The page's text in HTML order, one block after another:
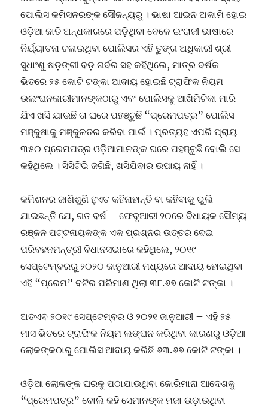
ପୋଲିସ କମିସନରଙ୍କ ସୌଜନ୍ୟରୁ । ଭାଷା ଆଇନ ଅକାମି ହୋଇ
ଓଡ଼ିଆ ଜାତି ଅନ୍ଧକାରରେ ପଡ଼ିଥିବା ବେଳେ ଇଂରାଜୀ ଭାଷାରେ
ନିର୍ଯ୍ୟାତନା ଚଳାଇଥିବା ପୋଲିସର ଏହି ତୁଙ୍ଗ ଅଧିକାରୀ ଶ୍ରୀ
ସୁଧାଂଶୁ ଷଡ଼ଙ୍ଗୀ ବଡ଼ ଗର୍ବର ସହ କହିଥିଲେ, ମାତ୍ର ବର୍ଷକ
ଭିତରେ ୨୫ କୋଟି ଟଙ୍କା ଆଦାୟ ହୋଇଛି ଟ୍ରାଫିକ ନିୟମ
ଉଲଂଘନକାରୀମାନଙ୍କଠାରୁ ଏବଂ ପୋଲିସକୁ ଆଖିମିଟିକା ମାରି
ଯିଏ ଖସି ଯାଉଛି ତା ଘରେ ପହଞ୍ଚୁଛି “ପ୍ରେମପତ୍ର” ପୋଲିସ
ମଞ୍ଜୁଷାକୁ ମଞ୍ଜୁଳତର କରିବା ପାଇଁ । ପ୍ରତ୍ୟହ ଏପରି ପ୍ରାୟ
୩୫୦ ପ୍ରେମପତ୍ର ଓଡ଼ିଆମାନଙ୍କ ଘରେ ପହଞ୍ଚୁଛି ବୋଲି ସେ
କହିଥିଲେ । ସିସିଟିଭି ଜଗିଛି, ଖସିଯିବାର ଉପାୟ ନାହିଁ ।
କମିଶନର ଜାଣିଶୁଣି ହୁଏତ କହିନାହାନ୍ତି ବା କହିବାକୁ ଭୁଲି
ଯାଇଛନ୍ତି ଯେ, ଗତ ବର୍ଷ – ଫେବୃଆରୀ ୨୦ରେ ବିଧାୟକ ସୌମ୍ୟ
ରଞ୍ଜନ ପଟ୍ଟନାୟକଙ୍କ ଏକ ପ୍ରଶ୍ନର ଉତ୍ତର ଦେଇ
ପରିବହନମନ୍ତ୍ରୀ ବିଧାନସଭାରେ କହିଥିଲେ, ୨୦୧୯
ସେପ୍ଟେମ୍ବରରୁ ୨୦୨୦ ଜାନୁଆରୀ ମଧ୍ୟରେ ଆଦାୟ ହୋଇଥିବା
ଏହି “ପ୍ରେମ” ବଟିର ପରିମାଣ ଥିଲା ୩୮.୬୭ କୋଟି ଟଙ୍କା ।
ଅତଏବ ୨୦୧୯ ସେପ୍ଟେମ୍ବର ଓ ୨୦୨୧ ଜାନୁଆରୀ – ଏହି ୨୫
ମାସ ଭିତରେ ଟ୍ରାଫିକ ନିୟମ ଲଙ୍ଘନ କରିଥିବା କାରଣରୁ ଓଡ଼ିଆ
ଲୋକଙ୍କଠାରୁ ପୋଲିସ ଆଦାୟ କରିଛି ୬୩.୬୭ କୋଟି ଟଙ୍କା ।
ଓଡ଼ିଆ ଲୋକଙ୍କ ଘରକୁ ପଠାଯାଉଥିବା ଜୋରିମାନା ଆଦେଶକୁ
“ପ୍ରେମପତ୍ର” ବୋଲି କହି ସେମାନଙ୍କ ମଜା ଉଡ଼ାଉଥିବା